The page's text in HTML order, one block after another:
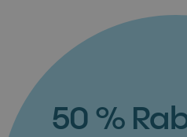
50 %